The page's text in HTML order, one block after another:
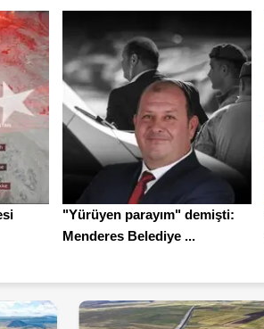
"Yürüyen parayım" demişti:
Menderes Belediye ...